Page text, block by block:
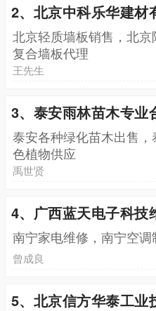
2、北京中科乐华建材
北京轻质墙板销售，北
复合墙板代理
王先生
3、泰安雨林苗木专业
泰安各种绿化苗木出售
色植物供应
禹世贤
4、广西蓝天电子科技
南宁家电维修，南宁空
曾成良
5、北京信方华泰工业